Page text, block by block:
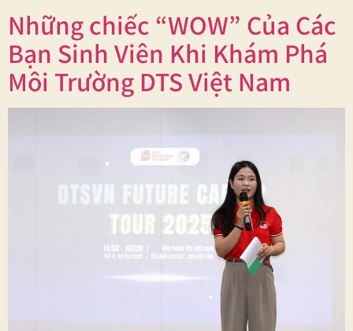
Những chiếc “WOW” Của Các
Bạn Sinh Viên Khi Khám Phá
Môi Trường DTS Việt Nam